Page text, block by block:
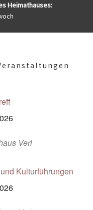
Heimathauses:
Verl
Kulturführungen